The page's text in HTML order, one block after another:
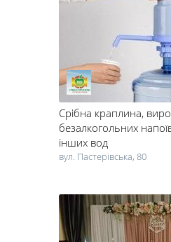
Срібна краплина,
безалкогольних
інших вод
вул. Пастерівська, 80